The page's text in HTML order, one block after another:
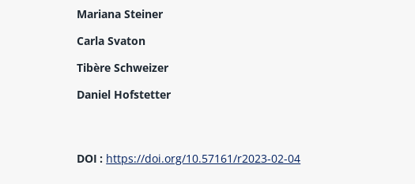
Mariana Steiner
Carla Svaton
Tibère Schweizer
Daniel Hofstetter
DOI : https://doi.org/10.57161/r2023-02-04